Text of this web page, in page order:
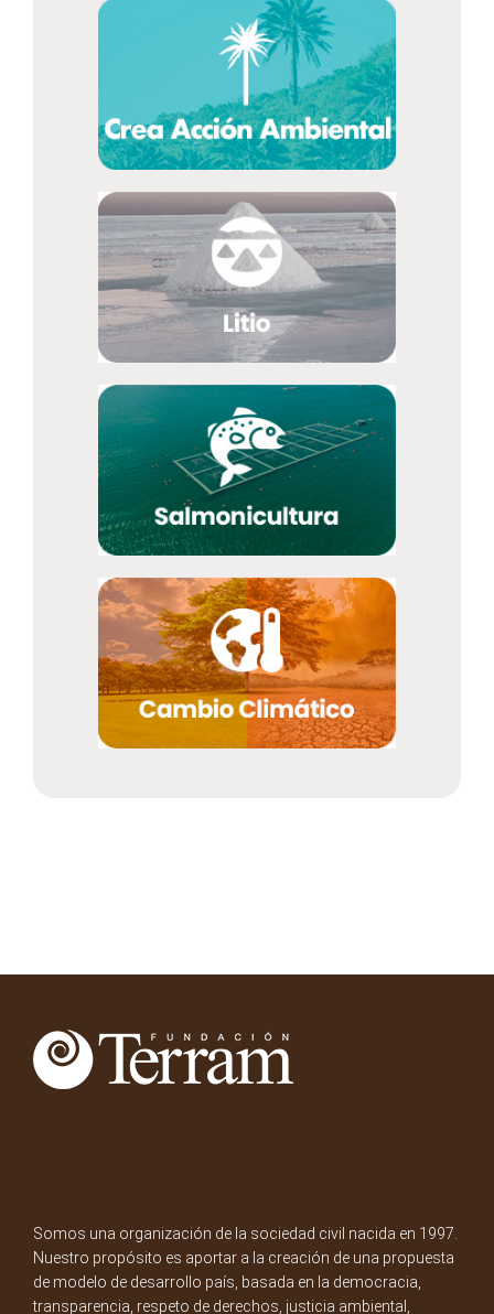
Somos una organización de la sociedad civil nacida en 1997.
Nuestro propósito es aportar a la creación de una propuesta
de modelo de desarrollo país, basada en la democracia,
transparencia, respeto de derechos, justicia ambiental,